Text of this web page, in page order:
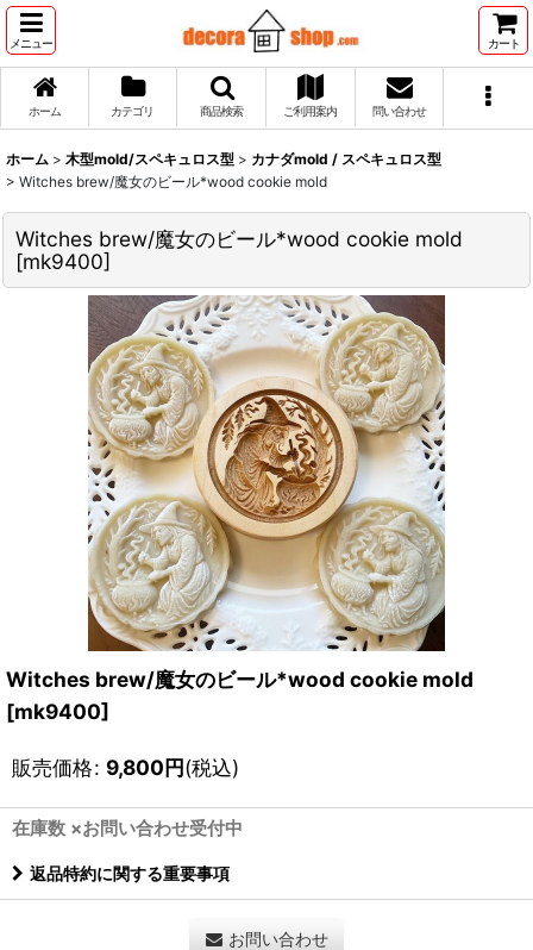
メニュー カート
ホーム カテゴリ 商品検索 ご利用案内 問い合わせ
ホーム > 木型mold/スペキュロス型 > カナダmold / スペキュロス型
> Witches brew/魔女のビール*wood cookie mold
Witches brew/魔女のビール*wood cookie mold
[mk9400]
Witches brew/魔女のビール*wood cookie mold
[mk9400]
販売価格: 9,800円(税込)
在庫数 ×お問い合わせ受付中
返品特約に関する重要事項
お問い合わせ